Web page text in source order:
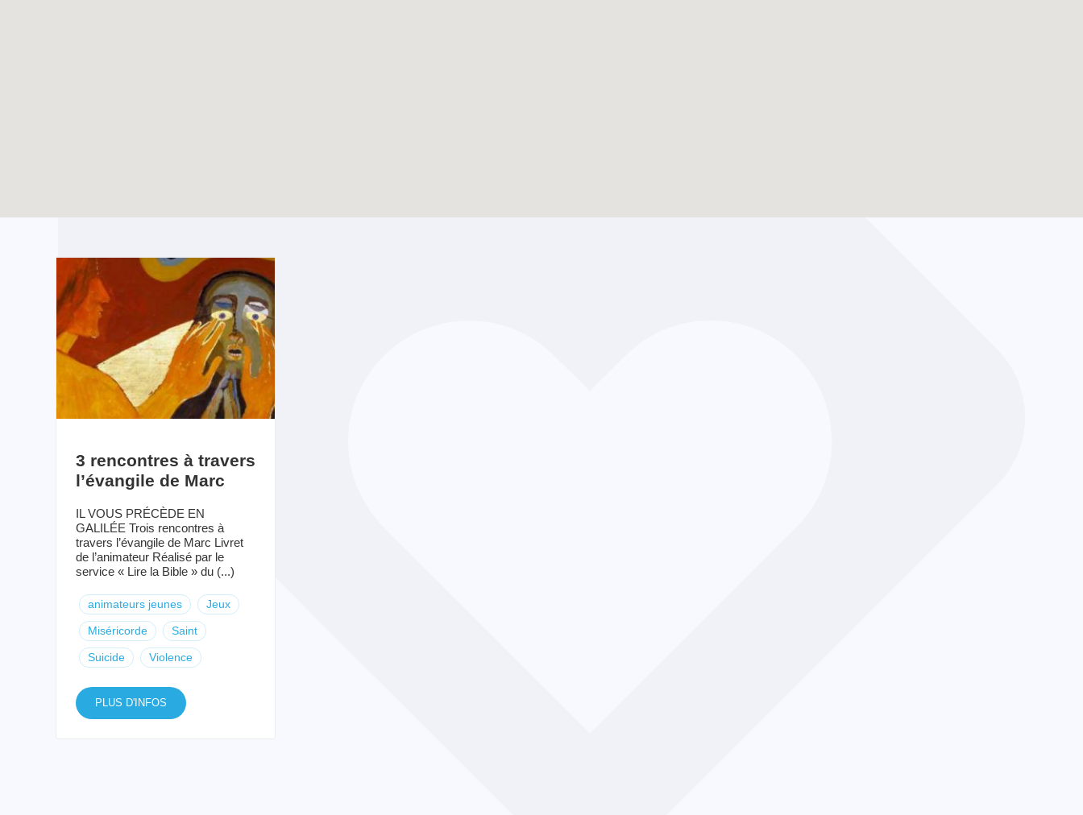
3 rencontres à travers
l’évangile de Marc
IL VOUS PRÉCÈDE EN
GALILÉE Trois rencontres à
travers l’évangile de Marc Livret
de l’animateur Réalisé par le
service « Lire la Bible » du (...)
animateurs jeunes Jeux
Miséricorde Saint
Suicide Violence
PLUS D'INFOS